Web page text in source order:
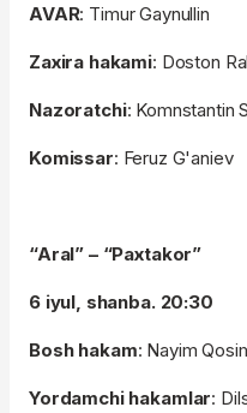
AVAR: Timur Gaynullin
Zaxira hakami: Doston
Nazoratchi: Komnstantin
Komissar: Feruz G'aniev
“Aral” – “Paxtakor”
6 iyul, shanba. 20:30
Bosh hakam: Nayim
Yordamchi hakamlar: